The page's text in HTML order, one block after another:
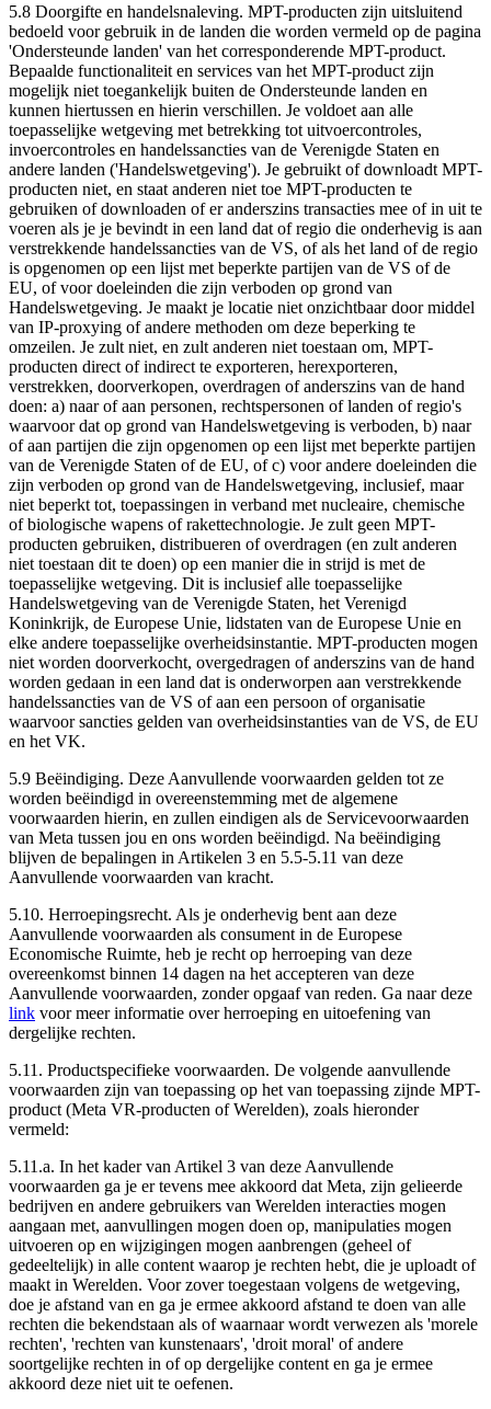
5.8 Doorgifte en handelsnaleving. MPT-producten zijn uitsluitend
bedoeld voor gebruik in de landen die worden vermeld op de pagina
'Ondersteunde landen' van het corresponderende MPT-product.
Bepaalde functionaliteit en services van het MPT-product zijn
mogelijk niet toegankelijk buiten de Ondersteunde landen en
kunnen hiertussen en hierin verschillen. Je voldoet aan alle
toepasselijke wetgeving met betrekking tot uitvoercontroles,
invoercontroles en handelssancties van de Verenigde Staten en
andere landen ('Handelswetgeving'). Je gebruikt of downloadt MPT-
producten niet, en staat anderen niet toe MPT-producten te
gebruiken of downloaden of er anderszins transacties mee of in uit te
voeren als je je bevindt in een land dat of regio die onderhevig is aan
verstrekkende handelssancties van de VS, of als het land of de regio
is opgenomen op een lijst met beperkte partijen van de VS of de
EU, of voor doeleinden die zijn verboden op grond van
Handelswetgeving. Je maakt je locatie niet onzichtbaar door middel
van IP-proxying of andere methoden om deze beperking te
omzeilen. Je zult niet, en zult anderen niet toestaan om, MPT-
producten direct of indirect te exporteren, herexporteren,
verstrekken, doorverkopen, overdragen of anderszins van de hand
doen: a) naar of aan personen, rechtspersonen of landen of regio's
waarvoor dat op grond van Handelswetgeving is verboden, b) naar
of aan partijen die zijn opgenomen op een lijst met beperkte partijen
van de Verenigde Staten of de EU, of c) voor andere doeleinden die
zijn verboden op grond van de Handelswetgeving, inclusief, maar
niet beperkt tot, toepassingen in verband met nucleaire, chemische
of biologische wapens of rakettechnologie. Je zult geen MPT-
producten gebruiken, distribueren of overdragen (en zult anderen
niet toestaan dit te doen) op een manier die in strijd is met de
toepasselijke wetgeving. Dit is inclusief alle toepasselijke
Handelswetgeving van de Verenigde Staten, het Verenigd
Koninkrijk, de Europese Unie, lidstaten van de Europese Unie en
elke andere toepasselijke overheidsinstantie. MPT-producten mogen
niet worden doorverkocht, overgedragen of anderszins van de hand
worden gedaan in een land dat is onderworpen aan verstrekkende
handelssancties van de VS of aan een persoon of organisatie
waarvoor sancties gelden van overheidsinstanties van de VS, de EU
en het VK.
5.9 Beëindiging. Deze Aanvullende voorwaarden gelden tot ze
worden beëindigd in overeenstemming met de algemene
voorwaarden hierin, en zullen eindigen als de Servicevoorwaarden
van Meta tussen jou en ons worden beëindigd. Na beëindiging
blijven de bepalingen in Artikelen 3 en 5.5-5.11 van deze
Aanvullende voorwaarden van kracht.
5.10. Herroepingsrecht. Als je onderhevig bent aan deze
Aanvullende voorwaarden als consument in de Europese
Economische Ruimte, heb je recht op herroeping van deze
overeenkomst binnen 14 dagen na het accepteren van deze
Aanvullende voorwaarden, zonder opgaaf van reden. Ga naar deze
link voor meer informatie over herroeping en uitoefening van
dergelijke rechten.
5.11. Productspecifieke voorwaarden. De volgende aanvullende
voorwaarden zijn van toepassing op het van toepassing zijnde MPT-
product (Meta VR-producten of Werelden), zoals hieronder
vermeld:
5.11.a. In het kader van Artikel 3 van deze Aanvullende
voorwaarden ga je er tevens mee akkoord dat Meta, zijn gelieerde
bedrijven en andere gebruikers van Werelden interacties mogen
aangaan met, aanvullingen mogen doen op, manipulaties mogen
uitvoeren op en wijzigingen mogen aanbrengen (geheel of
gedeeltelijk) in alle content waarop je rechten hebt, die je uploadt of
maakt in Werelden. Voor zover toegestaan volgens de wetgeving,
doe je afstand van en ga je ermee akkoord afstand te doen van alle
rechten die bekendstaan als of waarnaar wordt verwezen als 'morele
rechten', 'rechten van kunstenaars', 'droit moral' of andere
soortgelijke rechten in of op dergelijke content en ga je ermee
akkoord deze niet uit te oefenen.